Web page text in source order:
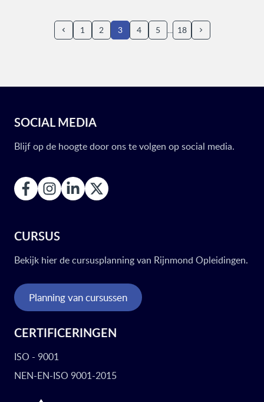
1 2 3 4 5 18
SOCIAL MEDIA
Blijf op de hoogte door ons te volgen op social media.
CURSUS
Bekijk hier de cursusplanning van Rijnmond Opleidingen.
Planning van cursussen
CERTIFICERINGEN
ISO - 9001
NEN-EN-ISO 9001-2015